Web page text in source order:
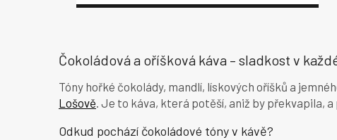
Čokoládová a oříšková káva – sladkost v
Tóny hořké čokolády, mandlí, lískových oříšků a
Lošově. Je to káva, která potěší, aniž by překvapila,
Odkud pochází čokoládové tóny v kávě?